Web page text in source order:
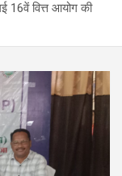
16वें वित्त आयोग की